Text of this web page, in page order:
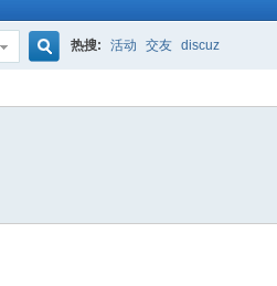
热搜: 活动 交友 discuz